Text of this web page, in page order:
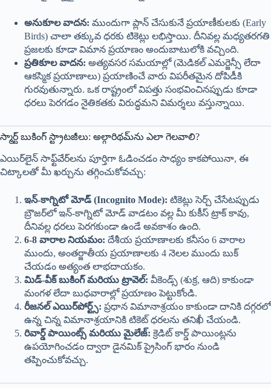
అనుకూల వాదన: ముందుగా ప్లాన్ చేసుకునే ప్రయాణీకులకు (Early
Birds) చాలా తక్కువ ధరకు టికెట్లు లభిస్తాయి. దీనివల్ల మధ్యతరగతి
ప్రజలకు కూడా విమాన ప్రయాణం అందుబాటులోకి వచ్చింది.
ప్రతికూల వాదన: అత్యవసర సమయాల్లో (మెడికల్ ఎమర్జెన్సీ లేదా
ఆకస్మిక ప్రయాణాలు) ప్రయాణించే వారు విపరీతమైన దోపిడీకి
గురవుతున్నారు. ఒక రాష్ట్రంలో విపత్తు సంభవించినప్పుడు కూడా
ధరలు పెరగడం నైతికతకు విరుద్ధమని విమర్శలు వస్తున్నాయి.
స్మార్ట్ బుకింగ్ స్ట్రాటజీలు: అల్గారిథమ్‌ను ఎలా గెలవాలి?
ఎయిర్‌లైన్ సాఫ్ట్‌వేర్‌లను పూర్తిగా ఓడించడం సాధ్యం కాకపోయినా, ఈ
చిట్కాలతో మీ ఖర్చును తగ్గించుకోవచ్చు:
ఇన్-కాగ్నిటో మోడ్ (Incognito Mode): టికెట్లు సెర్చ్ చేసేటప్పుడు
బ్రౌజర్‌లో ఇన్-కాగ్నిటో మోడ్ వాడటం వల్ల మీ కుకీస్ ట్రాక్ కావు,
దీనివల్ల ధరలు పెరగకుండా ఉండే అవకాశం ఉంది.
6-8 వారాల నియమం: దేశీయ ప్రయాణాలకు కనీసం 6 వారాల
ముందు, అంతర్జాతీయ ప్రయాణాలకు 4 నెలల ముందు బుక్
చేయడం అత్యంత లాభదాయకం.
మిడ్-వీక్ బుకింగ్ మరియు ట్రావెల్: వీకెండ్స్ (శుక్ర, ఆది) కాకుండా
మంగళ లేదా బుధవారాల్లో ప్రయాణం పెట్టుకోండి.
రీజనల్ ఎయిర్‌పోర్ట్స్: ప్రధాన విమానాశ్రయం కాకుండా దానికి దగ్గరలో
ఉన్న చిన్న విమానాశ్రయానికి టికెట్ ధరలను తనిఖీ చేయండి.
రివార్డ్ పాయింట్స్ మరియు మైలేజ్: క్రెడిట్ కార్డ్ పాయింట్లను
ఉపయోగించడం ద్వారా డైనమిక్ ప్రైసింగ్ భారం నుండి
తప్పించుకోవచ్చు.